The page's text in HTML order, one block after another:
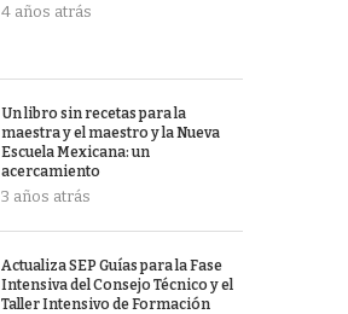
4 años atrás
Un libro sin recetas para la
maestra y el maestro y la Nueva
Escuela Mexicana: un
acercamiento
3 años atrás
Actualiza SEP Guías para la Fase
Intensiva del Consejo Técnico y el
Taller Intensivo de Formación